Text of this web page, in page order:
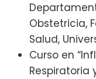
Obstetricia,
Salud,
Curso en
Respiratoria